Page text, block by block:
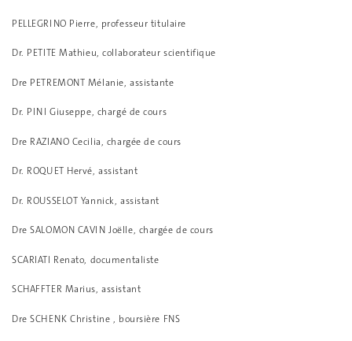
PELLEGRINO Pierre, professeur titulaire
Dr. PETITE Mathieu, collaborateur scientifique
Dre PETREMONT Mélanie, assistante
Dr. PINI Giuseppe, chargé de cours
Dre RAZIANO Cecilia, chargée de cours
Dr. ROQUET Hervé, assistant
Dr. ROUSSELOT Yannick, assistant
Dre SALOMON CAVIN Joëlle, chargée de cours
SCARIATI Renato, documentaliste
SCHAFFTER Marius, assistant
Dre SCHENK Christine , boursière FNS